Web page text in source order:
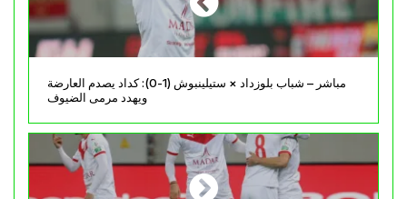
مباشر – شباب بلوزداد × ستيلينبوش (1-0): كداد يصدم العارضة
ويهدد مرمى الضيوف